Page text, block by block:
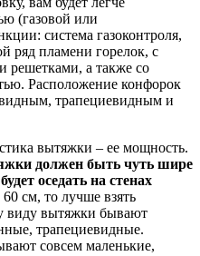
(газовой или
система газоконтроля,
ряд пламени горелок, с
решетками, а также со
Расположение конфорок
трапециевидным и
вытяжки – ее мощность.
должен быть чуть шире
оседать на стенах
см, то лучше взять
виду вытяжки бывают
трапециевидные.
совсем маленькие,